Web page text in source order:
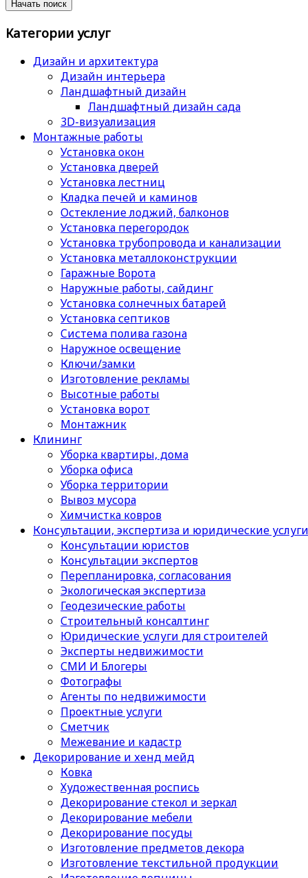
Категории услуг
Дизайн и архитектура
Дизайн интерьера
Ландшафтный дизайн
Ландшафтный дизайн сада
3D-визуализация
Монтажные работы
Установка окон
Установка дверей
Установка лестниц
Кладка печей и каминов
Остекление лоджий, балконов
Установка перегородок
Установка трубопровода и канализации
Установка металлоконструкции
Гаражные Ворота
Наружные работы, сайдинг
Установка солнечных батарей
Установка септиков
Cистема полива газона
Наружное освещение
Ключи/замки
Изготовление рекламы
Высотные работы
Установка ворот
Монтажник
Клининг
Уборка квартиры, дома
Уборка офиса
Уборка территории
Вывоз мусора
Химчистка ковров
Консультации, экспертиза и юридические услуги
Консультации юристов
Консультации экспертов
Перепланировка, согласования
Экологическая экспертиза
Геодезические работы
Строительный консалтинг
Юридические услуги для строителей
Эксперты недвижимости
СМИ И Блогеры
Фотографы
Агенты по недвижимости
Проектные услуги
Сметчик
Межевание и кадастр
Декорирование и хенд мейд
Ковка
Художественная роспись
Декорирование стекол и зеркал
Декорирование мебели
Декорирование посуды
Изготовление предметов декора
Изготовление текстильной продукции